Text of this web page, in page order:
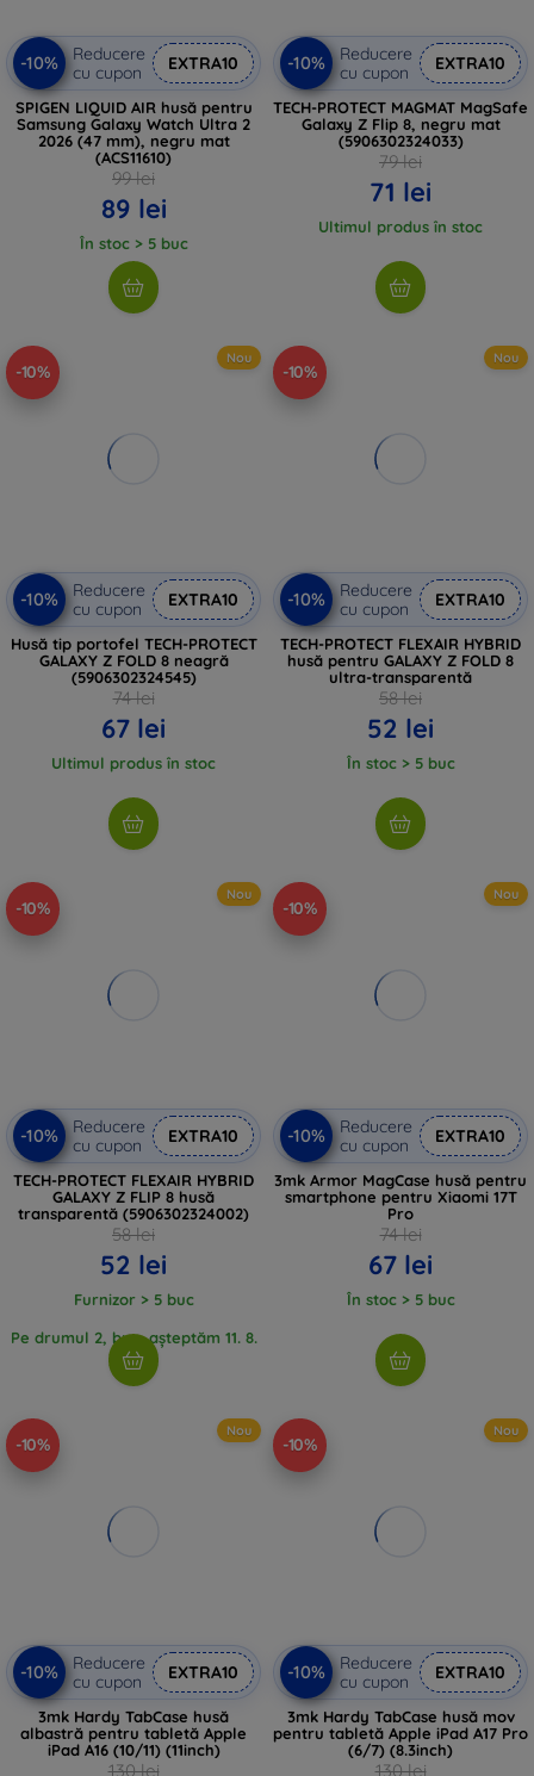
-10%
Reducere
cu cupon
EXTRA10
SPIGEN LIQUID AIR husă pentru
Samsung Galaxy Watch Ultra 2
2026 (47 mm), negru mat
(ACS11610)
99 lei
89 lei
În stoc > 5 buc
-10%
Reducere
cu cupon
EXTRA10
TECH-PROTECT MAGMAT MagSafe
Galaxy Z Flip 8, negru mat
(5906302324033)
79 lei
71 lei
Ultimul produs în stoc
-10%
Nou
-10%
Reducere
cu cupon
EXTRA10
Husă tip portofel TECH-PROTECT
GALAXY Z FOLD 8 neagră
(5906302324545)
74 lei
67 lei
Ultimul produs în stoc
-10%
Nou
-10%
Reducere
cu cupon
EXTRA10
TECH-PROTECT FLEXAIR HYBRID
husă pentru GALAXY Z FOLD 8
ultra-transparentă
58 lei
52 lei
În stoc > 5 buc
-10%
Nou
-10%
Reducere
cu cupon
EXTRA10
TECH-PROTECT FLEXAIR HYBRID
GALAXY Z FLIP 8 husă
transparentă (5906302324002)
58 lei
52 lei
Furnizor > 5 buc
Pe drumul 2, buc, așteptăm 11. 8.
2026
-10%
Nou
-10%
Reducere
cu cupon
EXTRA10
3mk Armor MagCase husă pentru
smartphone pentru Xiaomi 17T
Pro
74 lei
67 lei
În stoc > 5 buc
-10%
Nou
-10%
Reducere
cu cupon
EXTRA10
3mk Hardy TabCase husă
albastră pentru tabletă Apple
iPad A16 (10/11) (11inch)
130 lei
-10%
Nou
-10%
Reducere
cu cupon
EXTRA10
3mk Hardy TabCase husă mov
pentru tabletă Apple iPad A17 Pro
(6/7) (8.3inch)
130 lei